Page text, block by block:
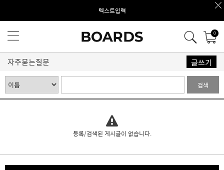
텍스트입력
0
자주묻는질문 글쓰기
검색
등록/검색된 게시글이 없습니다.